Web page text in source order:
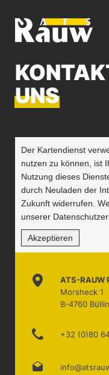
ATS RAUW - BAU &
UNS
ATS-RAUW
Morsheck 1
B-4760
+32 (0)80
Der Kartendienst
nutzen zu können, ist
Nutzung dieses
durch Neuladen der
Zukunft widerrufen.
unserer
Akzeptieren